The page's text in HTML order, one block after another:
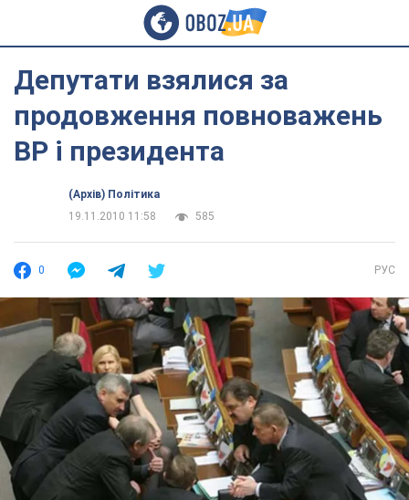
Депутати взялися за
продовження повноважень
ВР і президента
(Архів) Політика
19.11.2010 11:58
585
0 РУС